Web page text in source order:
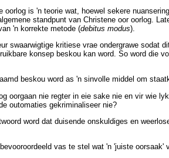
oorlog is 'n teorie wat, hoewel sekere
standpunt van Christene oor oorlog.
'n korrekte metode (debitus modus).
swaarwigtige kritiese vrae ondergrawe sodat
konsep beskou kan word. So word die
beskou word as 'n sinvolle middel om
oorgaan nie regter in eie sake nie en vir wie
outomaties gekriminaliseer nie?
word dat duisende onskuldiges en
vas te stel wat 'n 'juiste oorsaak'